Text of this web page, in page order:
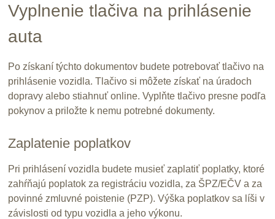
Vyplnenie tlačiva na prihlásenie
auta
Po získaní týchto dokumentov budete potrebovať tlačivo na
prihlásenie vozidla. Tlačivo si môžete získať na úradoch
dopravy alebo stiahnuť online. Vyplňte tlačivo presne podľa
pokynov a priložte k nemu potrebné dokumenty.
Zaplatenie poplatkov
Pri prihlásení vozidla budete musieť zaplatiť poplatky, ktoré
zahŕňajú poplatok za registráciu vozidla, za ŠPZ/EČV a za
povinné zmluvné poistenie (PZP). Výška poplatkov sa líši v
závislosti od typu vozidla a jeho výkonu.